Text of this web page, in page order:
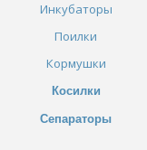
Инкубаторы
Поилки
Кормушки
Косилки
Сепараторы